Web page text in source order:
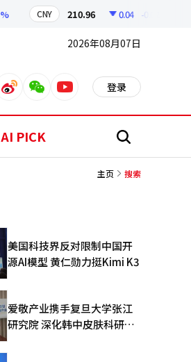
CNY 210.96 0.04 -0.02%
2026年08月07日
weiboweixinyoutube 登录
AI PICK 搜
主页 搜索
美国科技界反对限制中国开
源AI模型 黄仁勋力挺Kimi K3
爱敬产业携手复旦大学张江
研究院 深化韩中皮肤科研合